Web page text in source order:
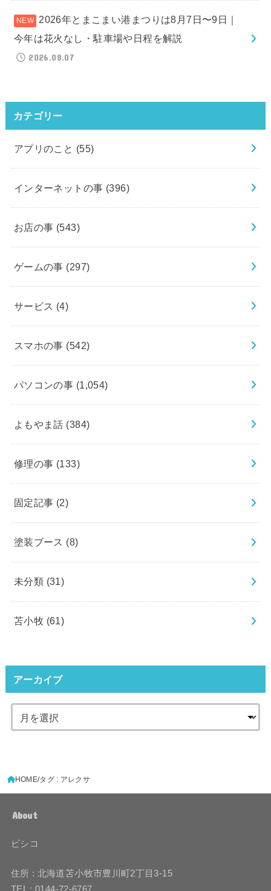
2026年とまこまい港まつりは8月7日〜9日｜
今年は花火なし・駐車場や日程を解説
2026.08.07
カテゴリー
アプリのこと (55)
インターネットの事 (396)
お店の事 (543)
ゲームの事 (297)
サービス (4)
スマホの事 (542)
パソコンの事 (1,054)
よもやま話 (384)
修理の事 (133)
固定記事 (2)
塗装ブース (8)
未分類 (31)
苫小牧 (61)
アーカイブ
HOME タグ : アレクサ
About
ピシコ
住所 : 北海道苫小牧市豊川町2丁目3-15
TEL : 0144-72-6767